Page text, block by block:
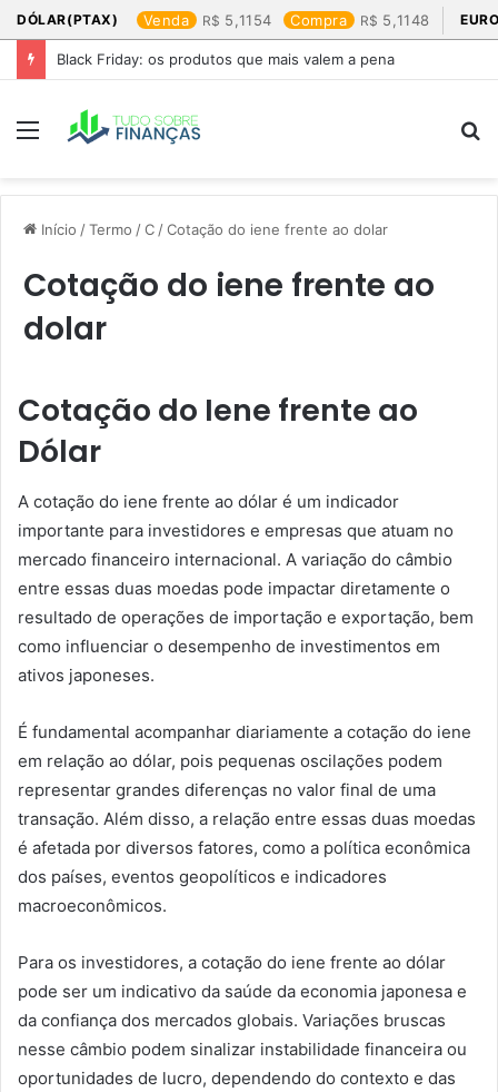
DÓLAR(PTAX) Venda 5,1154 Compra 5,1148
Black Friday: os produtos que mais valem a pena
Menu
Início /Termo /C /Cotação do iene frente ao dolar​
Cotação do iene frente ao
dolar​
Cotação do Iene frente ao
Dólar
A cotação do iene frente ao dólar é um indicador
importante para investidores e empresas que atuam no
mercado financeiro internacional. A variação do câmbio
entre essas duas moedas pode impactar diretamente o
resultado de operações de importação e exportação, bem
como influenciar o desempenho de investimentos em
ativos japoneses.
É fundamental acompanhar diariamente a cotação do iene
em relação ao dólar, pois pequenas oscilações podem
representar grandes diferenças no valor final de uma
transação. Além disso, a relação entre essas duas moedas
é afetada por diversos fatores, como a política econômica
dos países, eventos geopolíticos e indicadores
macroeconômicos.
Para os investidores, a cotação do iene frente ao dólar
pode ser um indicativo da saúde da economia japonesa e
da confiança dos mercados globais. Variações bruscas
nesse câmbio podem sinalizar instabilidade financeira ou
oportunidades de lucro, dependendo do contexto e das